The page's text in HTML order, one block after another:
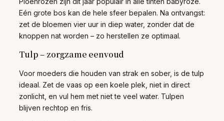
Eén grote bos kan de hele sfeer bepalen. Na ontvangst:
zet de bloemen vier uur in diep water, zonder dat de
knoppen nat worden – zo herstellen ze optimaal.
Tulp – zorgzame eenvoud
Voor moeders die houden van strak en sober, is de tulp
ideaal. Zet de vaas op een koele plek, niet in direct
zonlicht, en vul hem met niet te veel water. Tulpen
blijven rechtop en fris.